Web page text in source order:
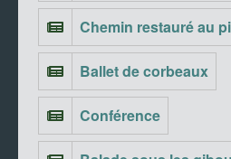
Chemin restauré au
Ballet de corbeaux
Conférence